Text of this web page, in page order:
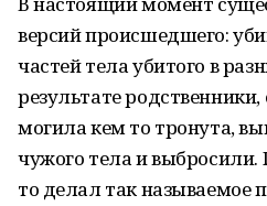
версий происшедшего:
частей тела убитого в
результате
могила кем то тронута,
чужого тела и выбросили.
то делал так называемое